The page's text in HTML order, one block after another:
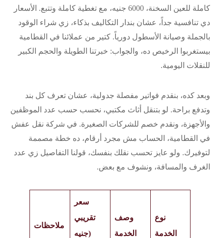
كاملة للعين السخنة، 6000 جنيه، مع تغطية كاملة وتتبع. الأسعار
دي تنافسية جداً، عشان بندار التكاليف بذكاء، زي شراء الوقود
بالجملة وصيانة الأسطول دورياً. كتير من عملائنا في القطامية
بيستغربوا الرخيص ده، والجواب: خبرتنا الطويلة والحجم الكبير
للنقلات اليومية.
وبعد كده، بنقدم فواتير مفصلة جدولية، عشان تعرف كل بند
وتدفع براحة. لو بتنقل أثاث مكتبي، نحسب حسب عدد الموظفين
والأجهزة، ونقدم خصم للشركات الصغيرة. في شركة نقل عفش
في القطامية، الحساب مش مجرد أرقام، ده خطة مصممة
لتوفيرك. ولو عايز تحسب نقلك بنفسك، قولنا التفاصيل زي عدد
الغرف والمسافة، ونشوف مع بعض.
نوع
الخدمة
وصف
الخدمة
سعر
تقريبي
(جنيه
ملاحظات